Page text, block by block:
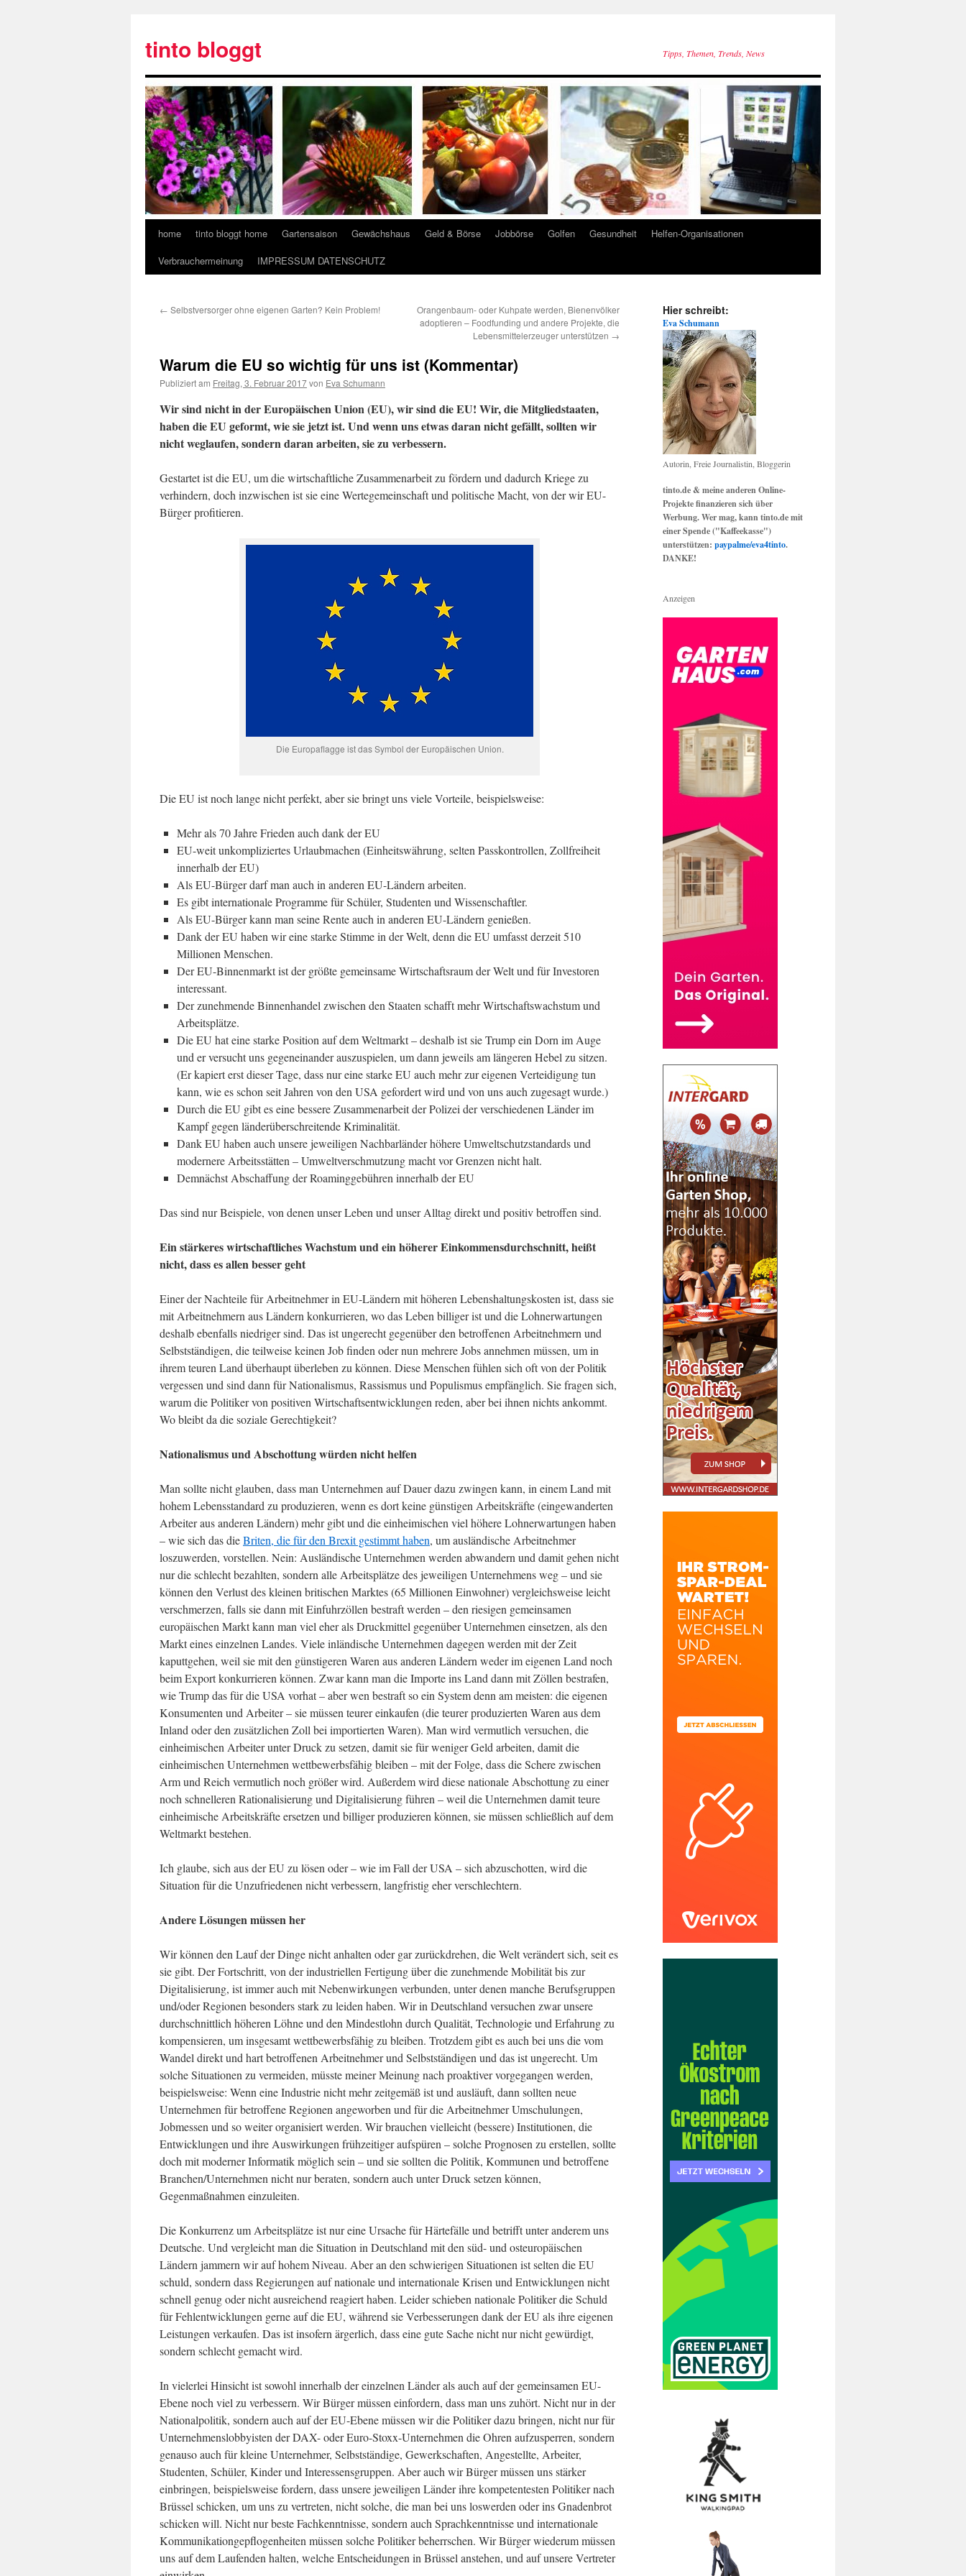
tinto bloggt Tipps, Themen, Trends, News
home tinto bloggt home Gartensaison Gewächshaus Geld & Börse Jobbörse Golfen Gesundheit
Helfen-Organisationen
Verbrauchermeinung
IMPRESSUM DATENSCHUTZ
← Selbstversorger ohne eigenen Garten? Kein Problem!
Orangenbaum- oder Kuhpate werden, Bienenvölker
adoptieren – Foodfunding und andere Projekte, die
Lebensmittelerzeuger unterstützen →
Warum die EU so wichtig für uns ist (Kommentar)
Publiziert am Freitag, 3. Februar 2017von Eva Schumann
Wir sind nicht in der Europäischen Union (EU), wir sind die EU! Wir, die Mitgliedstaaten,
haben die EU geformt, wie sie jetzt ist. Und wenn uns etwas daran nicht gefällt, sollten wir
nicht weglaufen, sondern daran arbeiten, sie zu verbessern.
Gestartet ist die EU, um die wirtschaftliche Zusammenarbeit zu fördern und dadurch Kriege zu
verhindern, doch inzwischen ist sie eine Wertegemeinschaft und politische Macht, von der wir EU-
Bürger profitieren.
Die Europaflagge ist das Symbol der Europäischen Union.
Die EU ist noch lange nicht perfekt, aber sie bringt uns viele Vorteile, beispielsweise:
Mehr als 70 Jahre Frieden auch dank der EU
EU-weit unkompliziertes Urlaubmachen (Einheitswährung, selten Passkontrollen, Zollfreiheit
innerhalb der EU)
Als EU-Bürger darf man auch in anderen EU-Ländern arbeiten.
Es gibt internationale Programme für Schüler, Studenten und Wissenschaftler.
Als EU-Bürger kann man seine Rente auch in anderen EU-Ländern genießen.
Dank der EU haben wir eine starke Stimme in der Welt, denn die EU umfasst derzeit 510
Millionen Menschen.
Der EU-Binnenmarkt ist der größte gemeinsame Wirtschaftsraum der Welt und für Investoren
interessant.
Der zunehmende Binnenhandel zwischen den Staaten schafft mehr Wirtschaftswachstum und
Arbeitsplätze.
Die EU hat eine starke Position auf dem Weltmarkt – deshalb ist sie Trump ein Dorn im Auge
und er versucht uns gegeneinander auszuspielen, um dann jeweils am längeren Hebel zu sitzen.
(Er kapiert erst dieser Tage, dass nur eine starke EU auch mehr zur eigenen Verteidigung tun
kann, wie es schon seit Jahren von den USA gefordert wird und von uns auch zugesagt wurde.)
Durch die EU gibt es eine bessere Zusammenarbeit der Polizei der verschiedenen Länder im
Kampf gegen länderüberschreitende Kriminalität.
Dank EU haben auch unsere jeweiligen Nachbarländer höhere Umweltschutzstandards und
modernere Arbeitsstätten – Umweltverschmutzung macht vor Grenzen nicht halt.
Demnächst Abschaffung der Roaminggebühren innerhalb der EU
Das sind nur Beispiele, von denen unser Leben und unser Alltag direkt und positiv betroffen sind.
Ein stärkeres wirtschaftliches Wachstum und ein höherer Einkommensdurchschnitt, heißt
nicht, dass es allen besser geht
Einer der Nachteile für Arbeitnehmer in EU-Ländern mit höheren Lebenshaltungskosten ist, dass sie
mit Arbeitnehmern aus Ländern konkurrieren, wo das Leben billiger ist und die Lohnerwartungen
deshalb ebenfalls niedriger sind. Das ist ungerecht gegenüber den betroffenen Arbeitnehmern und
Selbstständigen, die teilweise keinen Job finden oder nun mehrere Jobs annehmen müssen, um in
ihrem teuren Land überhaupt überleben zu können. Diese Menschen fühlen sich oft von der Politik
vergessen und sind dann für Nationalismus, Rassismus und Populismus empfänglich. Sie fragen sich,
warum die Politiker von positiven Wirtschaftsentwicklungen reden, aber bei ihnen nichts ankommt.
Wo bleibt da die soziale Gerechtigkeit?
Nationalismus und Abschottung würden nicht helfen
Man sollte nicht glauben, dass man Unternehmen auf Dauer dazu zwingen kann, in einem Land mit
hohem Lebensstandard zu produzieren, wenn es dort keine günstigen Arbeitskräfte (eingewanderten
Arbeiter aus anderen Ländern) mehr gibt und die einheimischen viel höhere Lohnerwartungen haben
– wie sich das dieBriten, die für den Brexit gestimmt haben, um ausländische Arbeitnehmer
loszuwerden, vorstellen. Nein: Ausländische Unternehmen werden abwandern und damit gehen nicht
nur die schlecht bezahlten, sondern alle Arbeitsplätze des jeweiligen Unternehmens weg – und sie
können den Verlust des kleinen britischen Marktes (65 Millionen Einwohner) vergleichsweise leicht
verschmerzen, falls sie dann mit Einfuhrzöllen bestraft werden – den riesigen gemeinsamen
europäischen Markt kann man viel eher als Druckmittel gegenüber Unternehmen einsetzen, als den
Markt eines einzelnen Landes. Viele inländische Unternehmen dagegen werden mit der Zeit
kaputtgehen, weil sie mit den günstigeren Waren aus anderen Ländern weder im eigenen Land noch
beim Export konkurrieren können. Zwar kann man die Importe ins Land dann mit Zöllen bestrafen,
wie Trump das für die USA vorhat – aber wen bestraft so ein System denn am meisten: die eigenen
Konsumenten und Arbeiter – sie müssen teurer einkaufen (die teurer produzierten Waren aus dem
Inland oder den zusätzlichen Zoll bei importierten Waren). Man wird vermutlich versuchen, die
einheimischen Arbeiter unter Druck zu setzen, damit sie für weniger Geld arbeiten, damit die
einheimischen Unternehmen wettbewerbsfähig bleiben – mit der Folge, dass die Schere zwischen
Arm und Reich vermutlich noch größer wird. Außerdem wird diese nationale Abschottung zu einer
noch schnelleren Rationalisierung und Digitalisierung führen – weil die Unternehmen damit teure
einheimische Arbeitskräfte ersetzen und billiger produzieren können, sie müssen schließlich auf dem
Weltmarkt bestehen.
Ich glaube, sich aus der EU zu lösen oder – wie im Fall der USA – sich abzuschotten, wird die
Situation für die Unzufriedenen nicht verbessern, langfristig eher verschlechtern.
Andere Lösungen müssen her
Wir können den Lauf der Dinge nicht anhalten oder gar zurückdrehen, die Welt verändert sich, seit es
sie gibt. Der Fortschritt, von der industriellen Fertigung über die zunehmende Mobilität bis zur
Digitalisierung, ist immer auch mit Nebenwirkungen verbunden, unter denen manche Berufsgruppen
und/oder Regionen besonders stark zu leiden haben. Wir in Deutschland versuchen zwar unsere
durchschnittlich höheren Löhne und den Mindestlohn durch Qualität, Technologie und Erfahrung zu
kompensieren, um insgesamt wettbewerbsfähig zu bleiben. Trotzdem gibt es auch bei uns die vom
Wandel direkt und hart betroffenen Arbeitnehmer und Selbstständigen und das ist ungerecht. Um
solche Situationen zu vermeiden, müsste meiner Meinung nach proaktiver vorgegangen werden,
beispielsweise: Wenn eine Industrie nicht mehr zeitgemäß ist und ausläuft, dann sollten neue
Unternehmen für betroffene Regionen angeworben und für die Arbeitnehmer Umschulungen,
Jobmessen und so weiter organisiert werden. Wir brauchen vielleicht (bessere) Institutionen, die
Entwicklungen und ihre Auswirkungen frühzeitiger aufspüren – solche Prognosen zu erstellen, sollte
doch mit moderner Informatik möglich sein – und sie sollten die Politik, Kommunen und betroffene
Branchen/Unternehmen nicht nur beraten, sondern auch unter Druck setzen können,
Gegenmaßnahmen einzuleiten.
Die Konkurrenz um Arbeitsplätze ist nur eine Ursache für Härtefälle und betrifft unter anderem uns
Deutsche. Und vergleicht man die Situation in Deutschland mit den süd- und osteuropäischen
Ländern jammern wir auf hohem Niveau. Aber an den schwierigen Situationen ist selten die EU
schuld, sondern dass Regierungen auf nationale und internationale Krisen und Entwicklungen nicht
schnell genug oder nicht ausreichend reagiert haben. Leider schieben nationale Politiker die Schuld
für Fehlentwicklungen gerne auf die EU, während sie Verbesserungen dank der EU als ihre eigenen
Leistungen verkaufen. Das ist insofern ärgerlich, dass eine gute Sache nicht nur nicht gewürdigt,
sondern schlecht gemacht wird.
In vielerlei Hinsicht ist sowohl innerhalb der einzelnen Länder als auch auf der gemeinsamen EU-
Ebene noch viel zu verbessern. Wir Bürger müssen einfordern, dass man uns zuhört. Nicht nur in der
Nationalpolitik, sondern auch auf der EU-Ebene müssen wir die Politiker dazu bringen, nicht nur für
Unternehmenslobbyisten der DAX- oder Euro-Stoxx-Unternehmen die Ohren aufzusperren, sondern
genauso auch für kleine Unternehmer, Selbstständige, Gewerkschaften, Angestellte, Arbeiter,
Studenten, Schüler, Kinder und Interessensgruppen. Aber auch wir Bürger müssen uns stärker
einbringen, beispielsweise fordern, dass unsere jeweiligen Länder ihre kompetentesten Politiker nach
Brüssel schicken, um uns zu vertreten, nicht solche, die man bei uns loswerden oder ins Gnadenbrot
schicken will. Nicht nur beste Fachkenntnisse, sondern auch Sprachkenntnisse und internationale
Kommunikationgepflogenheiten müssen solche Politiker beherrschen. Wir Bürger wiederum müssen
uns auf dem Laufenden halten, welche Entscheidungen in Brüssel anstehen, und auf unsere Vertreter
Hier schreibt:
Eva Schumann
Autorin, Freie Journalistin, Bloggerin
tinto.de & meine anderen Online-
Projekte finanzieren sich über
Werbung. Wer mag, kann tinto.de mit
einer Spende ("Kaffeekasse")
unterstützen: paypalme/eva4tinto.
DANKE!
Anzeigen